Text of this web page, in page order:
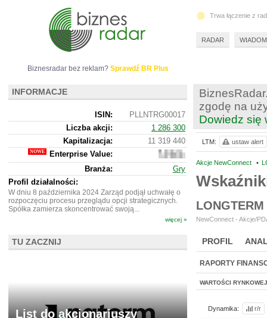
zgodę na
Dowiedz się
Akcje NewConnect •
NewConnect - Akcje/
PROFIL
BR LAB
RAPORTY
WARTOŚCI RYNKOWEJ
Dynamika: r/r
LTM: ustaw alert
Biznesradar bez reklam? Sprawdź BR Plus
INFORMACJE
ISIN:
PLLNTRG00017
Liczba akcji:
1 286 300
Kapitalizacja:
11 319 440
Enterprise Value:
10
801
440
Branża:
Gry
Profil działalności:
W dniu 8 października 2024 Zarząd podjął uchwałę o
rozpoczęciu procesu przeglądu opcji strategicznych.
Spółka zamierza skoncentrować swoją...
więcej »
TU ZACZNIJ
List do akcjonariuszy
Trwa łączenie z
RADAR